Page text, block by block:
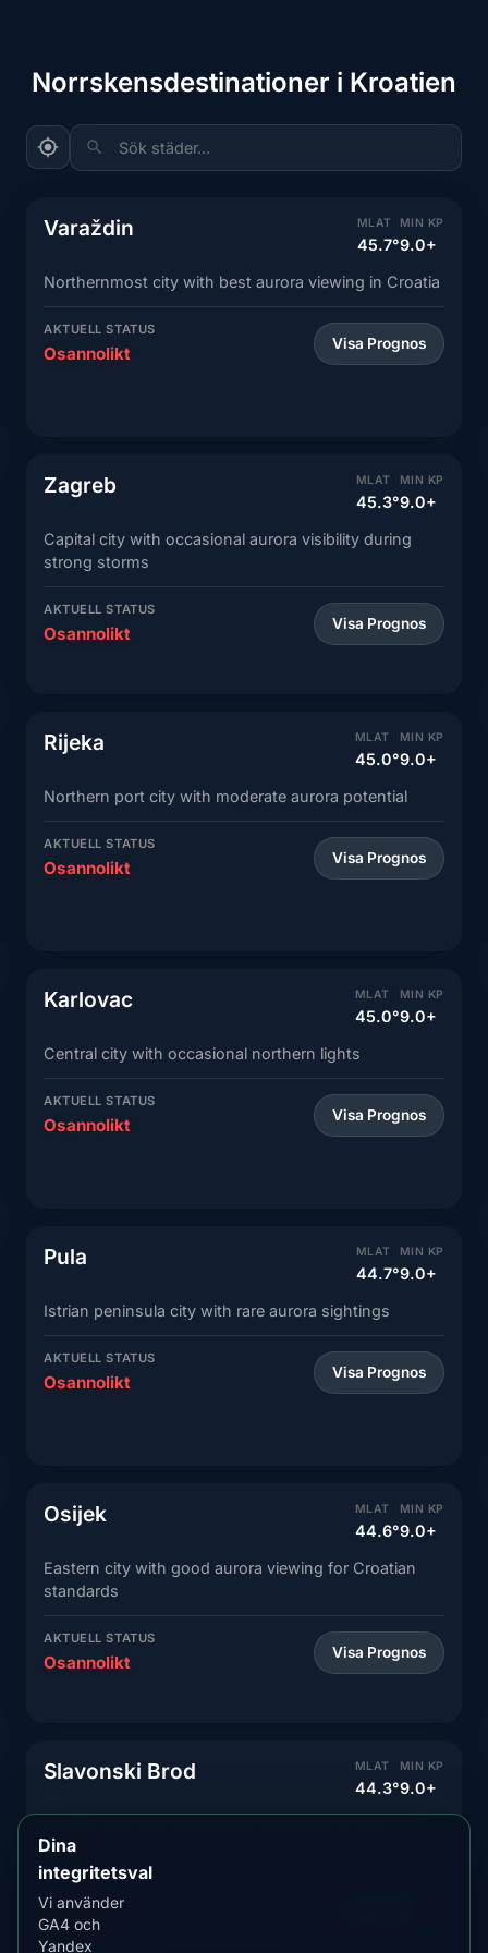
Norrskensdestinationer i Kroatien
Sök städer...
Varaždin MLAT
45.7°
MIN KP
9.0+
Northernmost city with best aurora viewing in Croatia
AKTUELL STATUS
Osannolikt Visa Prognos
Zagreb MLAT
45.3°
MIN KP
9.0+
Capital city with occasional aurora visibility during
strong storms
AKTUELL STATUS
Osannolikt Visa Prognos
Rijeka MLAT
45.0°
MIN KP
9.0+
Northern port city with moderate aurora potential
AKTUELL STATUS
Osannolikt Visa Prognos
Karlovac MLAT
45.0°
MIN KP
9.0+
Central city with occasional northern lights
AKTUELL STATUS
Osannolikt Visa Prognos
Pula MLAT
44.7°
MIN KP
9.0+
Istrian peninsula city with rare aurora sightings
AKTUELL STATUS
Osannolikt Visa Prognos
Osijek MLAT
44.6°
MIN KP
9.0+
Eastern city with good aurora viewing for Croatian
standards
AKTUELL STATUS
Osannolikt Visa Prognos
Slavonski Brod MLAT
44.3°
MIN KP
9.0+
potential
AKTUELL STATUS
Osannolikt
Dina
integritetsval
Vi använder
GA4 och
Yandex